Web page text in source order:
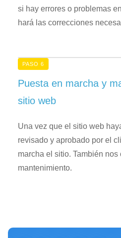
si hay errores o problemas
hará las correcciones
PASO 6
Puesta en marcha y
sitio web
Una vez que el sitio web
revisado y aprobado por el
marcha el sitio. También nos
mantenimiento.